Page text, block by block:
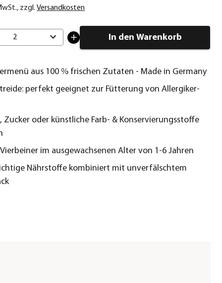
, zzgl. Versandkosten
2 In den Warenkorb
aus 100 % frischen Zutaten - Made in Germany
perfekt geeignet zur Fütterung von Allergiker-
Zucker oder künstliche Farb- & Konservierungsstoffe
im ausgewachsenen Alter von 1-6 Jahren
Nährstoffe kombiniert mit unverfälschtem